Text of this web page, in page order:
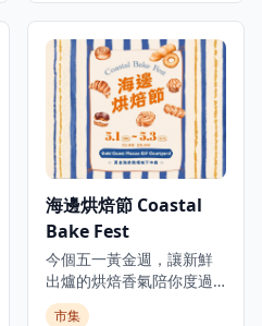
品、手作好物同充滿回憶
嘅懷舊物件。無論你係資
深收藏家定係初次探索，
呢個週末市集都係你放慢
腳步、重拾舊日情懷嘅好
去處。
海邊烘焙節 Coastal
Bake Fest
今個五一黃金週，讓新鮮
出爐的烘焙香氣陪你度過
悠閒假期！黃金海岸商場
市集